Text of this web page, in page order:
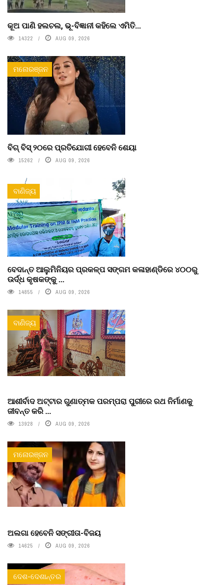
କୂଅ ପାଣି ହଲଚଲ, ଭୂ-ବିଜ୍ଞାନୀ କହିଲେ ଏମିତି...
14322 AUG 09, 2026
ମନୋରଞ୍ଜନ
ବିଗ୍ ବିସ୍ ୨୦ରେ ପ୍ରତିଯୋଗୀ ହେବେନି ଶେୟା
15262 AUG 09, 2026
ବାଣିଜ୍ୟ
ବେଦାନ୍ତ ଆଲୁମିନିୟର ପ୍ରକଳ୍ପ ସଙ୍ଗମ କଳାହାଣ୍ଡିରେ ୪୦୦ରୁ
ଉର୍ଦ୍ଧ କୃଷକଙ୍କୁ ...
14855 AUG 09, 2026
ବାଣିଜ୍ୟ
ଆଶୀର୍ବାଦ ଅଟ୍ଟାର ଗୁଣାତ୍ମକ ପରମ୍ପରା ପୁରୀରେ ରଥ ନିର୍ମାଣକୁ
ଜୀବନ୍ତ କରି ...
13928 AUG 09, 2026
ମନୋରଞ୍ଜନ
ଅଲଗା ହେବେନି ସଙ୍ଗୀତା-ବିଜୟ
14625 AUG 09, 2026
ଦେଶ-ଦେଶାନ୍ତର